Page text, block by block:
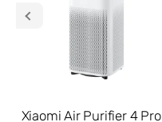
Xiaomi Air Purifier 4 Pro |